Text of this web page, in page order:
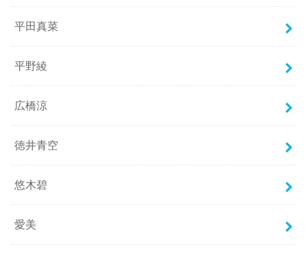
平田真菜
平野綾
広橋涼
徳井青空
悠木碧
愛美